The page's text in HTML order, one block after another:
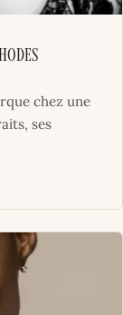
chez une
ses